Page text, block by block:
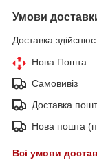
Умови
Доставка
Нова Пошта
Самовивіз
Доставка
Нова пошта
Всі умови